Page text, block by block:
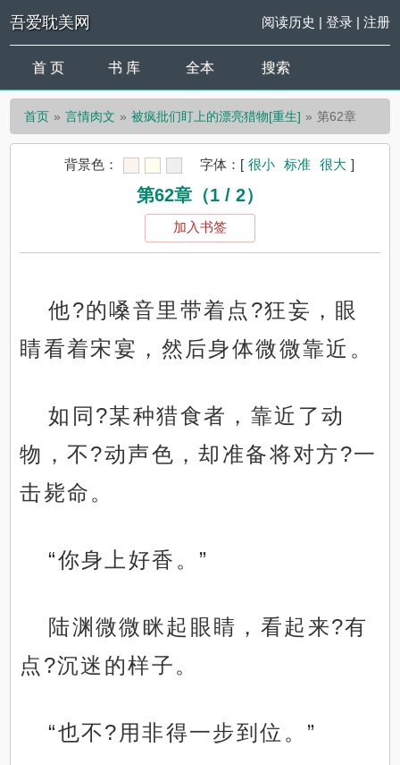
吾爱耽美网 阅读历史 | 登录| 注册
首 页 书 库 全本 搜索
首页 言情肉文 被疯批们盯上的漂亮猎物[重生] 第62章
背景色： 字体： [ 很小 标准 很大 ]
第62章（1 / 2）
加入书签
他?的嗓音里带着点?狂妄，眼
睛看着宋宴，然后身体微微靠近。
如同?某种猎食者，靠近了动
物，不?动声色，却准备将对方?一
击毙命。
“你身上好香。”
陆渊微微眯起眼睛，看起来?有
点?沉迷的样子。
“也不?用非得一步到位。”